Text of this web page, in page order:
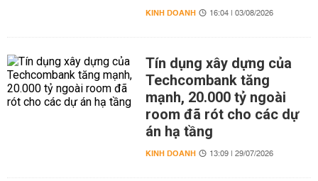
KINH DOANH 16:04 | 03/08/2026
Tín dụng xây dựng của
Techcombank tăng
mạnh, 20.000 tỷ ngoài
room đã rót cho các dự
án hạ tầng
KINH DOANH 13:09 | 29/07/2026